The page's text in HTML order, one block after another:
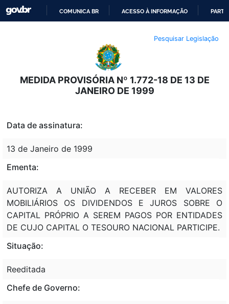
O
CONTEÚDO
COMUNICA BR ACESSO À INFORMAÇÃO
Pesquisar Legislação
MEDIDA PROVISÓRIA Nº 1.772-18 DE 13 DE
JANEIRO DE 1999
Data de assinatura:
13 de Janeiro de 1999
Ementa:
AUTORIZA A UNIÃO A RECEBER EM VALORES
MOBILIÁRIOS OS DIVIDENDOS E JUROS SOBRE O
CAPITAL PRÓPRIO A SEREM PAGOS POR ENTIDADES
DE CUJO CAPITAL O TESOURO NACIONAL PARTICIPE.
Situação:
Reeditada
Chefe de Governo: